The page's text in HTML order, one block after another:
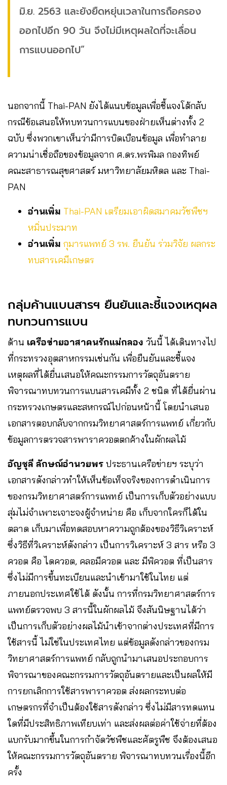
มิ.ย. 2563 และยังยืดหยุ่นเวลาในการถือครอง
ออกไปอีก 90 วัน จึงไม่มีเหตุผลใดที่จะเลื่อน
การแบนออกไป”
นอกจากนี้ Thai-PAN ยังได้แนบข้อมูลเพื่อชี้แจงโต้กลับ
กรณีข้อเสนอให้ทบทวนการแบนของฝ่ายเห็นต่างทั้ง 2
ฉบับ ซึ่งพวกเขาเห็นว่ามีการบิดเบือนข้อมูล เพื่อทําลาย
ความน่าเชื่อถือของข้อมูลจาก ศ.ดร.พรพิมล กองทิพย์
คณะสาธารณสุขศาสตร์ มหาวิทยาลัยมหิดล และ Thai-
PAN
อ่านเพิ่ม Thai-PAN เตรียมเอาผิดสมาคมวัชพืชฯ
หมิ่นประมาท
อ่านเพิ่ม กุมารแพทย์ 3 รพ. ยืนยัน ร่วมวิจัย ผลกระ
ทบสารเคมีเกษตร
กลุ่มค้านแบนสารฯ ยืนยันและชี้แจงเหตุผล
ทบทวนการแบน
ด้าน เครือข่ายอาสาคนรักแม่กลอง วันนี้ ได้เดินทางไป
ที่กระทรวงอุตสาหกรรมเช่นกัน เพื่อยืนยันและชี้แจง
เหตุผลที่ได้ยื่นเสนอให้คณะกรรมการวัตถุอันตราย
พิจารณาทบทวนการแบนสารเคมีทั้ง 2 ชนิด ที่ได้ยื่นผ่าน
กระทรวงเกษตรและสหกรณ์ไปก่อนหน้านี้ โดยนำเสนอ
เอกสารตอบกลับจากกรมวิทยาศาสตร์การแพทย์ เกี่ยวกับ
ข้อมูลการตรวจสารพาราควอตตกค้างในผักผลไม้
อัญชุลี ลักษณ์อำนวยพร ประธานเครือข่ายฯ ระบุว่า
เอกสารดังกล่าวทำให้เห็นข้อเท็จจริงของการดำเนินการ
ของกรมวิทยาศาสตร์การแพทย์ เป็นการเก็บตัวอย่างแบบ
สุ่มไม่จำเพาะเจาะจงผู้จำหน่าย คือ เก็บจากใครก็ได้ใน
ตลาด เก็บมาเพื่อทดสอบหาความถูกต้องของวิธีวิเคราะห์
ซึ่งวิธีที่วิเคราะห์ดังกล่าว เป็นการวิเคราะห์ 3 สาร หรือ 3
ควอต คือ ไดควอต, คลอมีควอต และ มีพิควอต ที่เป็นสาร
ซึ่งไม่มีการขึ้นทะเบียนและนำเข้ามาใช้ในไทย แต่
ภายนอกประเทศใช้ได้ ดังนั้น การที่กรมวิทยาศาสตร์การ
แพทย์ตรวจพบ 3 สารนี้ในผักผลไม้ จึงสันนิษฐานได้ว่า
เป็นการเก็บตัวอย่างผลไม้นำเข้าจากต่างประเทศที่มีการ
ใช้สารนี้ ไม่ใช่ในประเทศไทย แต่ข้อมูลดังกล่าวของกรม
วิทยาศาสตร์การแพทย์ กลับถูกนำมาเสนอประกอบการ
พิจารณาของคณะกรรมการวัตถุอันตรายและเป็นผลให้มี
การยกเลิกการใช้สารพาราควอต ส่งผลกระทบต่อ
เกษตรกรที่จำเป็นต้องใช้สารดังกล่าว ซึ่งไม่มีสารทดแทน
ใดที่มีประสิทธิภาพเทียบเท่า และส่งผลต่อค่าใช้จ่ายที่ต้อง
แบกรับมากขึ้นในการกำจัดวัชพืชและศัตรูพืช จึงต้องเสนอ
ให้คณะกรรมการวัตถุอันตราย พิจารณาทบทวนเรื่องนี้อีก
ครั้ง